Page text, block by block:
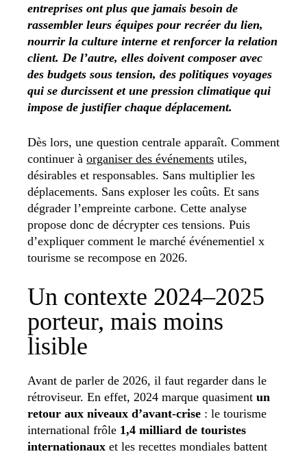
entreprises ont plus que jamais besoin de
rassembler leurs équipes pour recréer du lien,
nourrir la culture interne et renforcer la relation
client. De l’autre, elles doivent composer avec
des budgets sous tension, des politiques voyages
qui se durcissent et une pression climatique qui
impose de justifier chaque déplacement.
Dès lors, une question centrale apparaît. Comment
continuer à organiser des événements utiles,
désirables et responsables. Sans multiplier les
déplacements. Sans exploser les coûts. Et sans
dégrader l’empreinte carbone. Cette analyse
propose donc de décrypter ces tensions. Puis
d’expliquer comment le marché événementiel x
tourisme se recompose en 2026.
Un contexte 2024–2025
porteur, mais moins
lisible
Avant de parler de 2026, il faut regarder dans le
rétroviseur. En effet, 2024 marque quasiment un
retour aux niveaux d’avant-crise : le tourisme
international frôle 1,4 milliard de touristes
internationaux et les recettes mondiales battent